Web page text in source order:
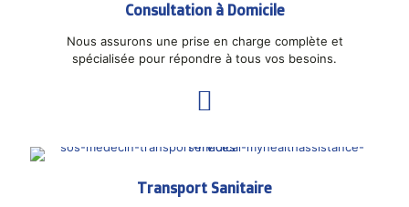
Consultation à Domicile
Nous assurons une prise en charge complète et
spécialisée pour répondre à tous vos besoins.
Transport Sanitaire